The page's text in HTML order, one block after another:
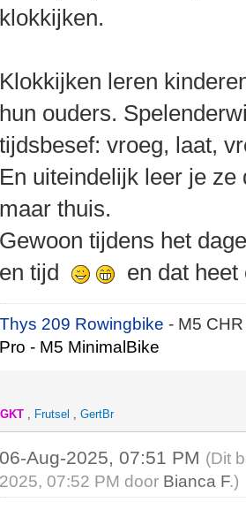
klokkijken.
Klokkijken leren
hun ouders.
tijdsbesef: vroeg, laat,
En uiteindelijk leer je
maar thuis.
Gewoon tijdens het
en tijd
en dat
Thys 209 Rowingbike- M5
Pro - M5 MinimalBike
, Frutsel , GertBr
06-Aug-2025, 07:51 PM (Dit
2025, 07:52 PM door Bianca F.)